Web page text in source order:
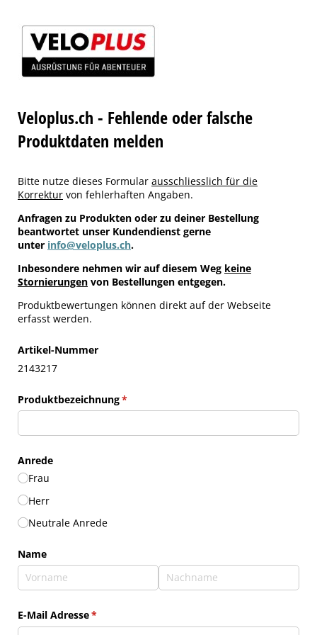
Veloplus.ch - Fehlende oder falsche
Produktdaten melden
Bitte nutze dieses Formular ausschliesslich für die
Korrektur von fehlerhaften Angaben.
Anfragen zu Produkten oder zu deiner Bestellung
beantwortet unser Kundendienst gerne
unter info@veloplus.ch.
Inbesondere nehmen wir auf diesem Weg keine
Stornierungen von Bestellungen entgegen.
Produktbewertungen können direkt auf der Webseite
erfasst werden.
Artikel-Nummer
2143217
Produktbezeichnung*
(erforderlich)
Anrede
Frau
Herr
Neutrale Anrede
Name
E-Mail Adresse*
(erforderlich)